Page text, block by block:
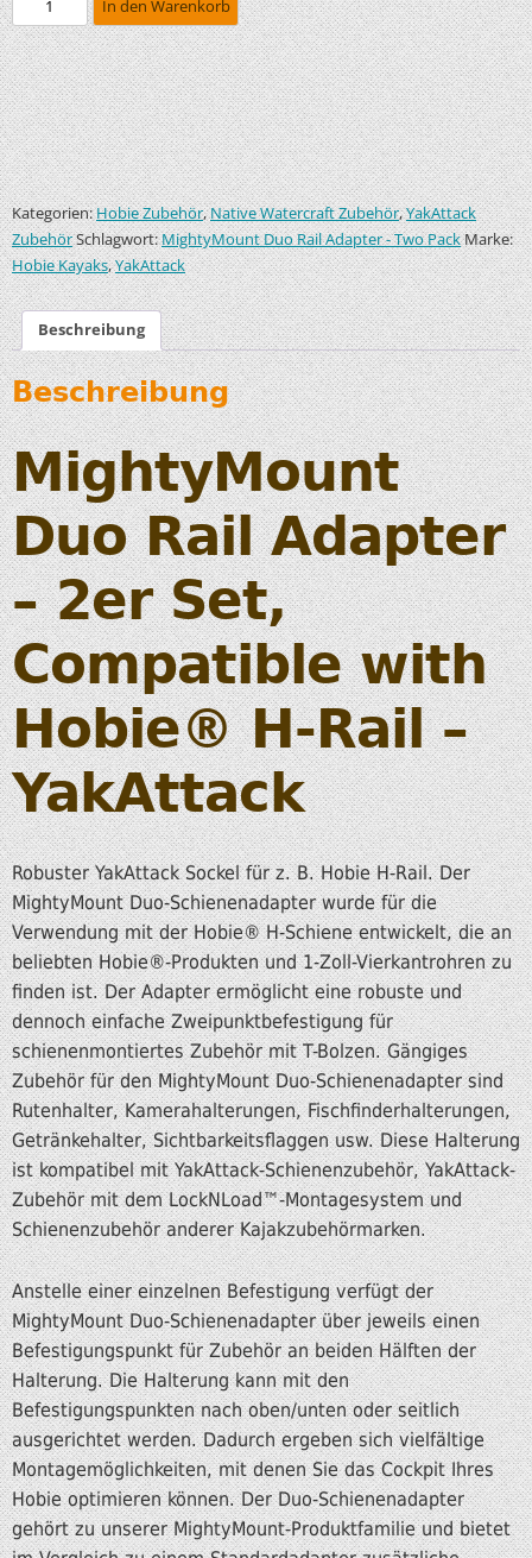
In den Warenkorb
Kategorien:Hobie Zubehör,Native Watercraft Zubehör,YakAttack
ZubehörSchlagwort:MightyMount Duo Rail Adapter - Two Pack Marke:
Hobie Kayaks,YakAttack
Beschreibung
Beschreibung
MightyMount
Duo Rail Adapter
– 2er Set,
Compatible with
Hobie® H-Rail –
YakAttack
Robuster YakAttack Sockel für z. B. Hobie H-Rail. Der
MightyMount Duo-Schienenadapter wurde für die
Verwendung mit der Hobie® H-Schiene entwickelt, die an
beliebten Hobie®-Produkten und 1-Zoll-Vierkantrohren zu
finden ist. Der Adapter ermöglicht eine robuste und
dennoch einfache Zweipunktbefestigung für
schienenmontiertes Zubehör mit T-Bolzen. Gängiges
Zubehör für den MightyMount Duo-Schienenadapter sind
Rutenhalter, Kamerahalterungen, Fischfinderhalterungen,
Getränkehalter, Sichtbarkeitsflaggen usw. Diese Halterung
ist kompatibel mit YakAttack-Schienenzubehör, YakAttack-
Zubehör mit dem LockNLoad™-Montagesystem und
Schienenzubehör anderer Kajakzubehörmarken.
Anstelle einer einzelnen Befestigung verfügt der
MightyMount Duo-Schienenadapter über jeweils einen
Befestigungspunkt für Zubehör an beiden Hälften der
Halterung. Die Halterung kann mit den
Befestigungspunkten nach oben/unten oder seitlich
ausgerichtet werden. Dadurch ergeben sich vielfältige
Montagemöglichkeiten, mit denen Sie das Cockpit Ihres
Hobie optimieren können. Der Duo-Schienenadapter
gehört zu unserer MightyMount-Produktfamilie und bietet